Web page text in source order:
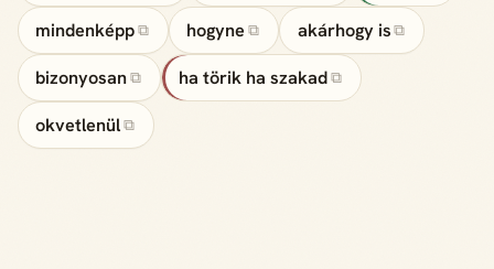
mindenképp ⧉ hogyne ⧉ akárhogy is ⧉
bizonyosan ⧉ ha törik ha szakad ⧉
okvetlenül ⧉